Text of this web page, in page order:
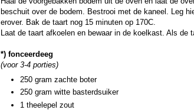
beschuit over de bodem. Bestrooi met de kaneel. Leg
erover. Bak de taart nog 15 minuten op 170C.
Laat de taart afkoelen en bewaar in de koelkast. Als de
*) fonceerdeeg
(voor 3-4 porties)
250 gram zachte boter
250 gram witte basterdsuiker
1 theelepel zout